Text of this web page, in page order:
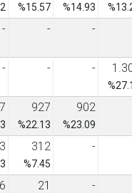
%15.57 %14.93
- - -
- - -
927
%22.13
902
%23.09
312
%7.45
-
21 -